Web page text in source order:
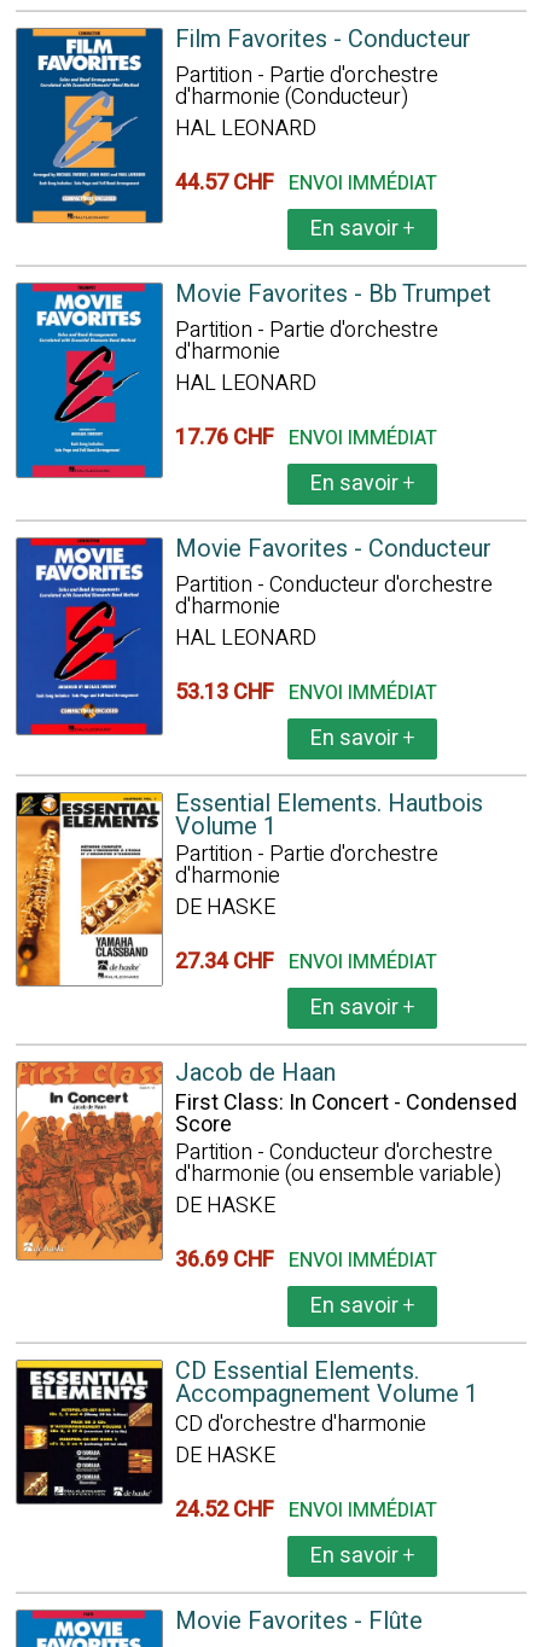
Film Favorites - Conducteur
Partition - Partie d'orchestre
d'harmonie (Conducteur)
HAL LEONARD
44.57 CHF ENVOI IMMÉDIAT
En savoir+
Movie Favorites - Bb Trumpet
Partition - Partie d'orchestre
d'harmonie
HAL LEONARD
17.76 CHF ENVOI IMMÉDIAT
En savoir+
Movie Favorites - Conducteur
Partition - Conducteur d'orchestre
d'harmonie
HAL LEONARD
53.13 CHF ENVOI IMMÉDIAT
En savoir+
Essential Elements. Hautbois
Volume 1
Partition - Partie d'orchestre
d'harmonie
DE HASKE
27.34 CHF ENVOI IMMÉDIAT
En savoir+
Jacob de Haan
First Class: In Concert - Condensed
Score
Partition - Conducteur d'orchestre
d'harmonie (ou ensemble variable)
DE HASKE
36.69 CHF ENVOI IMMÉDIAT
En savoir+
CD Essential Elements.
Accompagnement Volume 1
CD d'orchestre d'harmonie
DE HASKE
24.52 CHF ENVOI IMMÉDIAT
En savoir+
Movie Favorites - Flûte